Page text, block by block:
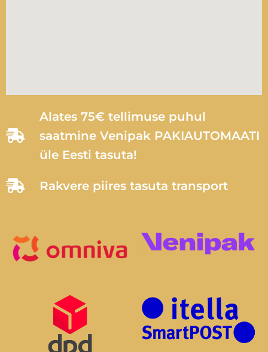
Alates 75€ tellimuse puhul
saatmine Venipak PAKIAUTOMAATI
üle Eesti tasuta!
Rakvere piires tasuta transport